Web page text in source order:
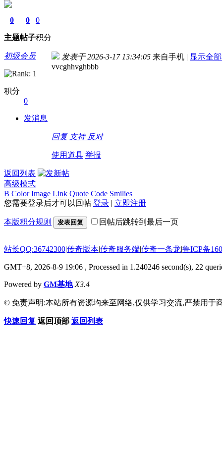
0
主题
0
帖子
0
积分
初级会员
积分
0
发消息
发表于 2026-3-17 13:34:05 来自手机 | 显示全
vvcghhvghbbb
回复 支持 反对
使用道具 举报
返回列表
高级模式
B Color Image Link Quote Code Smilies
您需要登录后才可以回帖 登录 | 立即注册
本版积分规则 发表回复 回帖后跳转到最后一页
站长QQ:36742300|传奇版本|传奇服务端|传奇一条龙|鲁ICP备
GMT+8, 2026-8-9 19:06 , Processed in 1.240246 second(s), 22
Powered by GM基地 X3.4
© 免责声明:本站所有资源均来至网络,仅供学习交流,严禁用于
快速回复 返回顶部 返回列表